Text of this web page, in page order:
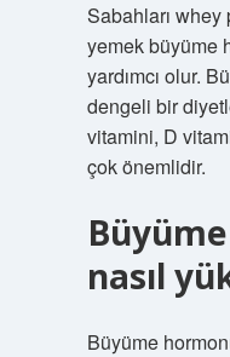
Sabahları
yemek büyüme
yardımcı olur.
dengeli bir
vitamini, D
çok önemlidir.
nasıl
Büyüme